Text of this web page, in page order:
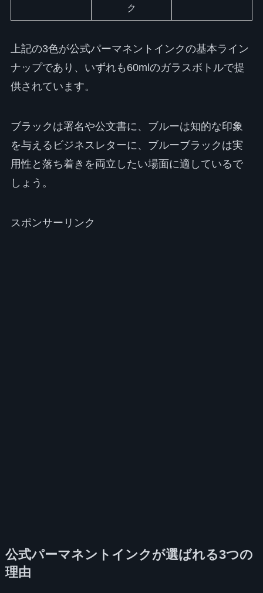
ク
上記の3色が公式パーマネントインクの基本ライン
ナップであり、いずれも60mlのガラスボトルで提
供されています。
ブラックは署名や公文書に、ブルーは知的な印象
を与えるビジネスレターに、ブルーブラックは実
用性と落ち着きを両立したい場面に適しているで
しょう。
スポンサーリンク
公式パーマネントインクが選ばれる3つの
理由